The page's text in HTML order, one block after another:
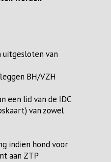
uitgesloten van
BH/VZH
een lid van de IDC
van zowel
indien hond voor
aan ZTP